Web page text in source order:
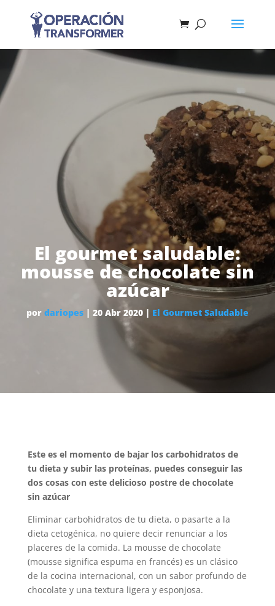
El gourmet saludable:
mousse de chocolate sin
azúcar
por dariopes | 20 Abr 2020 | El Gourmet Saludable
Este es el momento de bajar los carbohidratos de
tu dieta y subir las proteínas, puedes conseguir las
dos cosas con este delicioso postre de chocolate
sin azúcar
Eliminar carbohidratos de tu dieta, o pasarte a la
dieta cetogénica, no quiere decir renunciar a los
placeres de la comida. La mousse de chocolate
(mousse significa espuma en francés) es un clásico
de la cocina internacional, con un sabor profundo de
chocolate y una textura ligera y esponjosa.